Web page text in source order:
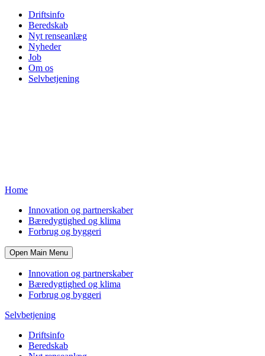
Driftsinfo
Beredskab
Nyt renseanlæg
Nyheder
Job
Om os
Selvbetjening
Home
Innovation og partnerskaber
Bæredygtighed og klima
Forbrug og byggeri
Open Main Menu
Innovation og partnerskaber
Bæredygtighed og klima
Forbrug og byggeri
Selvbetjening
Driftsinfo
Beredskab